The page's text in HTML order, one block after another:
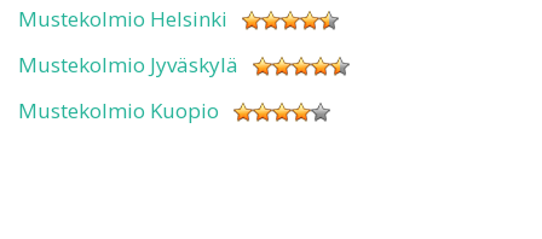
Mustekolmio Helsinki
Mustekolmio Jyväskylä
Mustekolmio Kuopio